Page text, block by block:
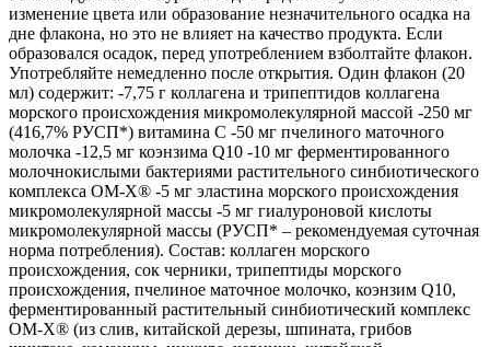
изменение цвета или образование незначительного осадка на
дне флакона, но это не влияет на качество продукта. Если
образовался осадок, перед употреблением взболтайте флакон.
Употребляйте немедленно после открытия. Один флакон (20
мл) содержит: -7,75 г коллагена и трипептидов коллагена
морского происхождения микромолекулярной массой -250 мг
(416,7% РУСП*) витамина С -50 мг пчелиного маточного
молочка -12,5 мг коэнзима Q10 -10 мг ферментированного
молочнокислыми бактериями растительного синбиотического
комплекса ОМ-Х® -5 мг эластина морского происхождения
микромолекулярной массы -5 мг гиалуроновой кислоты
микромолекулярной массы (РУСП* – рекомендуемая суточная
норма потребления). Состав: коллаген морского
происхождения, сок черники, трипептиды морского
происхождения, пчелиное маточное молочко, коэнзим Q10,
ферментированный растительный синбиотический комплекс
ОМ-Х® (из слив, китайской дерезы, шпината, грибов